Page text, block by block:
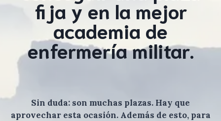
fija y en la mejor
academia de
enfermería militar.
Sin duda: son muchas plazas. Hay que
aprovechar esta ocasión. Además de esto, para